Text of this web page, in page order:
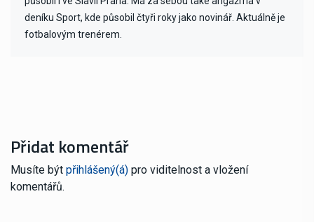
deníku Sport, kde působil čtyři roky jako novinář. Aktuálně je
fotbalovým trenérem.
Přidat komentář
Musíte být přihlášený(á) pro viditelnost a vložení
komentářů.